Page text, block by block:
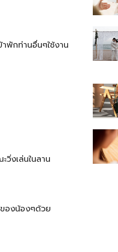
พักท่านอื่นๆใช้งาน
วิ่งเล่นในลาน
องน้องๆด้วย